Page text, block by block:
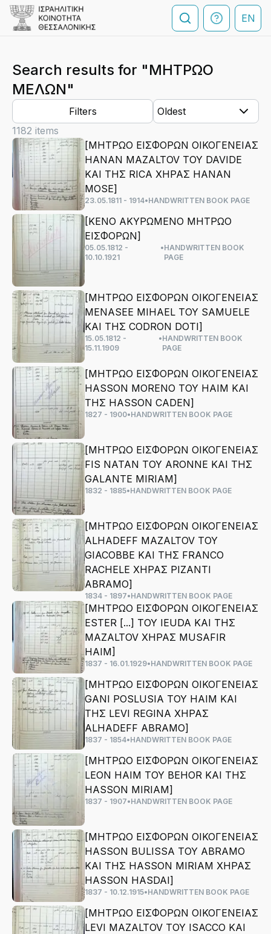
EN
Search results for "ΜΗΤΡΩΟ
ΜΕΛΩΝ"
Filters
Oldest
1182 items
[ΜΗΤΡΩΟ ΕΙΣΦΟΡΩΝ ΟΙΚΟΓΕΝΕΙΑΣ
HANAN MAZALTOV ΤΟΥ DAVIDE
ΚΑΙ ΤΗΣ RICA ΧΗΡΑΣ HANAN
MOSE]
23.05.1811 - 1914•HANDWRITTEN BOOK PAGE
[KENO AΚΥΡΩΜΕΝΟ ΜΗΤΡΩΟ
ΕΙΣΦΟΡΩΝ]
05.05.1812 -
10.10.1921
•HANDWRITTEN BOOK
PAGE
[ΜΗΤΡΩΟ ΕΙΣΦΟΡΩΝ ΟΙΚΟΓΕΝΕΙΑΣ
ΜΕΝΑSEE MIHAEL ΤΟΥ SAMUELE
ΚΑΙ ΤΗΣ CODRON DOTI]
15.05.1812 -
15.11.1909
•HANDWRITTEN BOOK
PAGE
[ΜΗΤΡΩΟ ΕΙΣΦΟΡΩΝ ΟΙΚΟΓΕΝΕΙΑΣ
HASSON MORENO ΤΟΥ HAIM ΚΑΙ
ΤΗΣ HASSON CADEN]
1827 - 1900•HANDWRITTEN BOOK PAGE
[ΜΗΤΡΩΟ ΕΙΣΦΟΡΩΝ ΟΙΚΟΓΕΝΕΙΑΣ
FIS NATAN ΤΟΥ ARONNE ΚΑΙ ΤΗΣ
GALANTE MIRIAM]
1832 - 1885•HANDWRITTEN BOOK PAGE
[ΜΗΤΡΩΟ ΕΙΣΦΟΡΩΝ ΟΙΚΟΓΕΝΕΙΑΣ
ALHADEFF MAZALTOV ΤΟΥ
GIACOBBE ΚΑΙ ΤΗΣ FRANCO
RACHELE ΧΗΡΑΣ PIZANTI
ABRAMO]
1834 - 1897•HANDWRITTEN BOOK PAGE
[ΜΗΤΡΩΟ ΕΙΣΦΟΡΩΝ ΟΙΚΟΓΕΝΕΙΑΣ
ESTER [...] ΤΟΥ IEUDA ΚΑΙ ΤΗΣ
MAZALTOV ΧΗΡΑΣ MUSAFIR
HAIM]
1837 - 16.01.1929•HANDWRITTEN BOOK PAGE
[ΜΗΤΡΩΟ ΕΙΣΦΟΡΩΝ ΟΙΚΟΓΕΝΕΙΑΣ
GANI POSLUSIA ΤΟΥ HAIM ΚΑΙ
ΤΗΣ LEVI REGINA ΧΗΡΑΣ
ALHADEFF ABRAMO]
1837 - 1854•HANDWRITTEN BOOK PAGE
[ΜΗΤΡΩΟ ΕΙΣΦΟΡΩΝ ΟΙΚΟΓΕΝΕΙΑΣ
LEON HAIM ΤΟΥ BEHOR ΚΑΙ ΤΗΣ
HASSON MIRIAM]
1837 - 1907•HANDWRITTEN BOOK PAGE
[ΜΗΤΡΩΟ ΕΙΣΦΟΡΩΝ ΟΙΚΟΓΕΝΕΙΑΣ
HASSON BULISSA ΤΟΥ ABRAMO
ΚΑΙ ΤΗΣ HASSON MIRIAM ΧΗΡΑΣ
HASSON HASDAI]
1837 - 10.12.1915•HANDWRITTEN BOOK PAGE
[ΜΗΤΡΩΟ ΕΙΣΦΟΡΩΝ ΟΙΚΟΓΕΝΕΙΑΣ
LEVI MAZALTOV ΤΟΥ ISACCO ΚΑΙ